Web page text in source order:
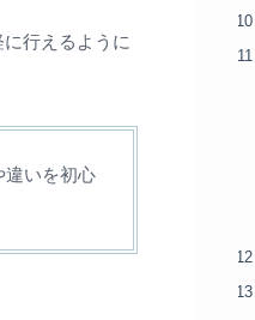
行えるように
違いを初心